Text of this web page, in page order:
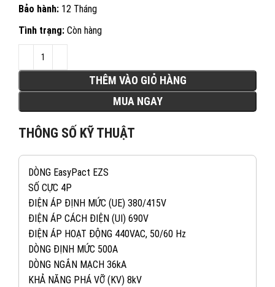
Bảo hành: 12 Tháng
Tình trạng: Còn hàng
THÊM VÀO GIỎ HÀNG
MUA NGAY
THÔNG SỐ KỸ THUẬT
DÒNG EasyPact EZS
SỐ CỰC 4P
ĐIỆN ÁP ĐỊNH MỨC (UE) 380/415V
ĐIỆN ÁP CÁCH ĐIỆN (UI) 690V
ĐIỆN ÁP HOẠT ĐỘNG 440VAC, 50/60 Hz
DÒNG ĐỊNH MỨC 500A
DÒNG NGẮN MẠCH 36kA
KHẢ NĂNG PHÁ VỠ (KV) 8kV